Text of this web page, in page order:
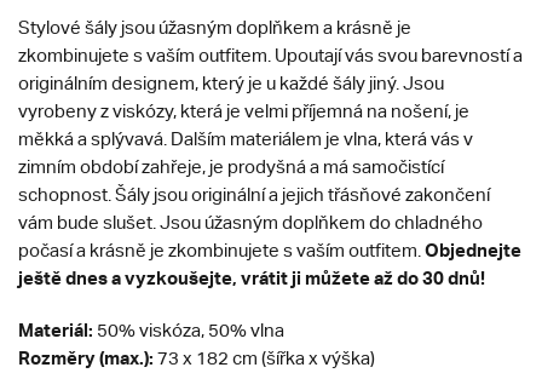
Stylové šály jsou úžasným doplňkem a krásně je
zkombinujete s vaším outfitem. Upoutají vás svou barevností a
originálním designem, který je u každé šály jiný. Jsou
vyrobeny z viskózy, která je velmi příjemná na nošení, je
měkká a splývavá. Dalším materiálem je vlna, která vás v
zimním období zahřeje, je prodyšná a má samočistící
schopnost. Šály jsou originální a jejich třásňové zakončení
vám bude slušet. Jsou úžasným doplňkem do chladného
počasí a krásně je zkombinujete s vaším outfitem. Objednejte
ještě dnes a vyzkoušejte, vrátit ji můžete až do 30 dnů!
Materiál: 50% viskóza, 50% vlna
Rozměry (max.): 73 x 182 cm (šířka x výška)